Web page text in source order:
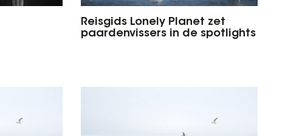
Reisgids Lonely Planet zet
paardenvissers in de spotlights